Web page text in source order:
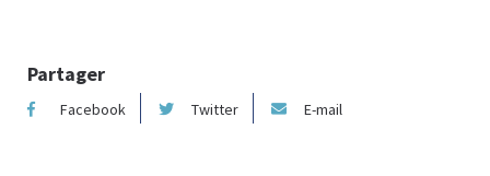
Partager
Facebook Twitter E-mail